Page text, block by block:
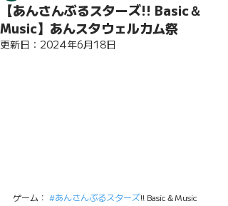
【あんさんぶるスターズ!! Basic＆
Music】あんスタウェルカム祭
更新日： 2024年6月18日
ゲーム： #あんさんぶるスターズ!! Basic＆Music